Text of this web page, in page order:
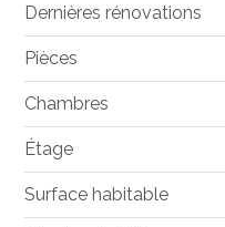
Dernières rénovations
Pièces
Chambres
Étage
Surface habitable